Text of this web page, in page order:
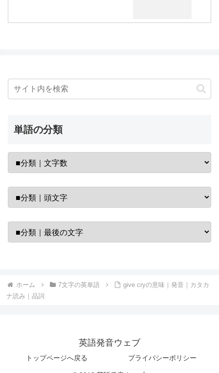
単語の分類
ホーム 7文字の英単語
give cryの意味｜発音｜カタカ
ナ読み｜品詞
英語発音ウェブ
トップページへ戻る プライバシーポリシー